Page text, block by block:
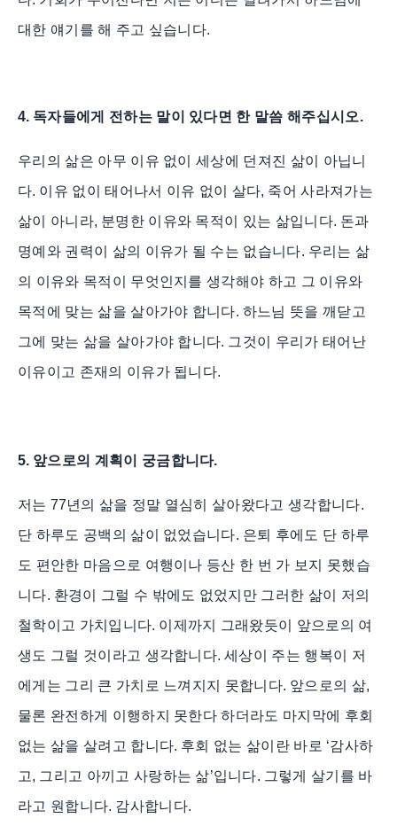
대한 얘기를 해 주고 싶습니다.
4. 독자들에게 전하는 말이 있다면 한 말씀 해주십시오.
우리의 삶은 아무 이유 없이 세상에 던져진 삶이 아닙니
다. 이유 없이 태어나서 이유 없이 살다, 죽어 사라져가는
삶이 아니라, 분명한 이유와 목적이 있는 삶입니다. 돈과
명예와 권력이 삶의 이유가 될 수는 없습니다. 우리는 삶
의 이유와 목적이 무엇인지를 생각해야 하고 그 이유와
목적에 맞는 삶을 살아가야 합니다. 하느님 뜻을 깨닫고
그에 맞는 삶을 살아가야 합니다. 그것이 우리가 태어난
이유이고 존재의 이유가 됩니다.
5. 앞으로의 계획이 궁금합니다.
저는 77년의 삶을 정말 열심히 살아왔다고 생각합니다.
단 하루도 공백의 삶이 없었습니다. 은퇴 후에도 단 하루
도 편안한 마음으로 여행이나 등산 한 번 가 보지 못했습
니다. 환경이 그럴 수 밖에도 없었지만 그러한 삶이 저의
철학이고 가치입니다. 이제까지 그래왔듯이 앞으로의 여
생도 그럴 것이라고 생각합니다.세상이 주는 행복이 저
에게는 그리 큰 가치로 느껴지지 못합니다. 앞으로의 삶,
물론 완전하게 이행하지 못한다 하더라도 마지막에 후회
없는 삶을 살려고 합니다. 후회 없는 삶이란 바로 ‘감사하
고, 그리고 아끼고 사랑하는 삶’입니다. 그렇게 살기를 바
라고 원합니다. 감사합니다.